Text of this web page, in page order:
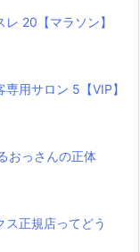
20【マラソン】
専用サロン 5【VIP】
おっさんの正体
正規店ってどう